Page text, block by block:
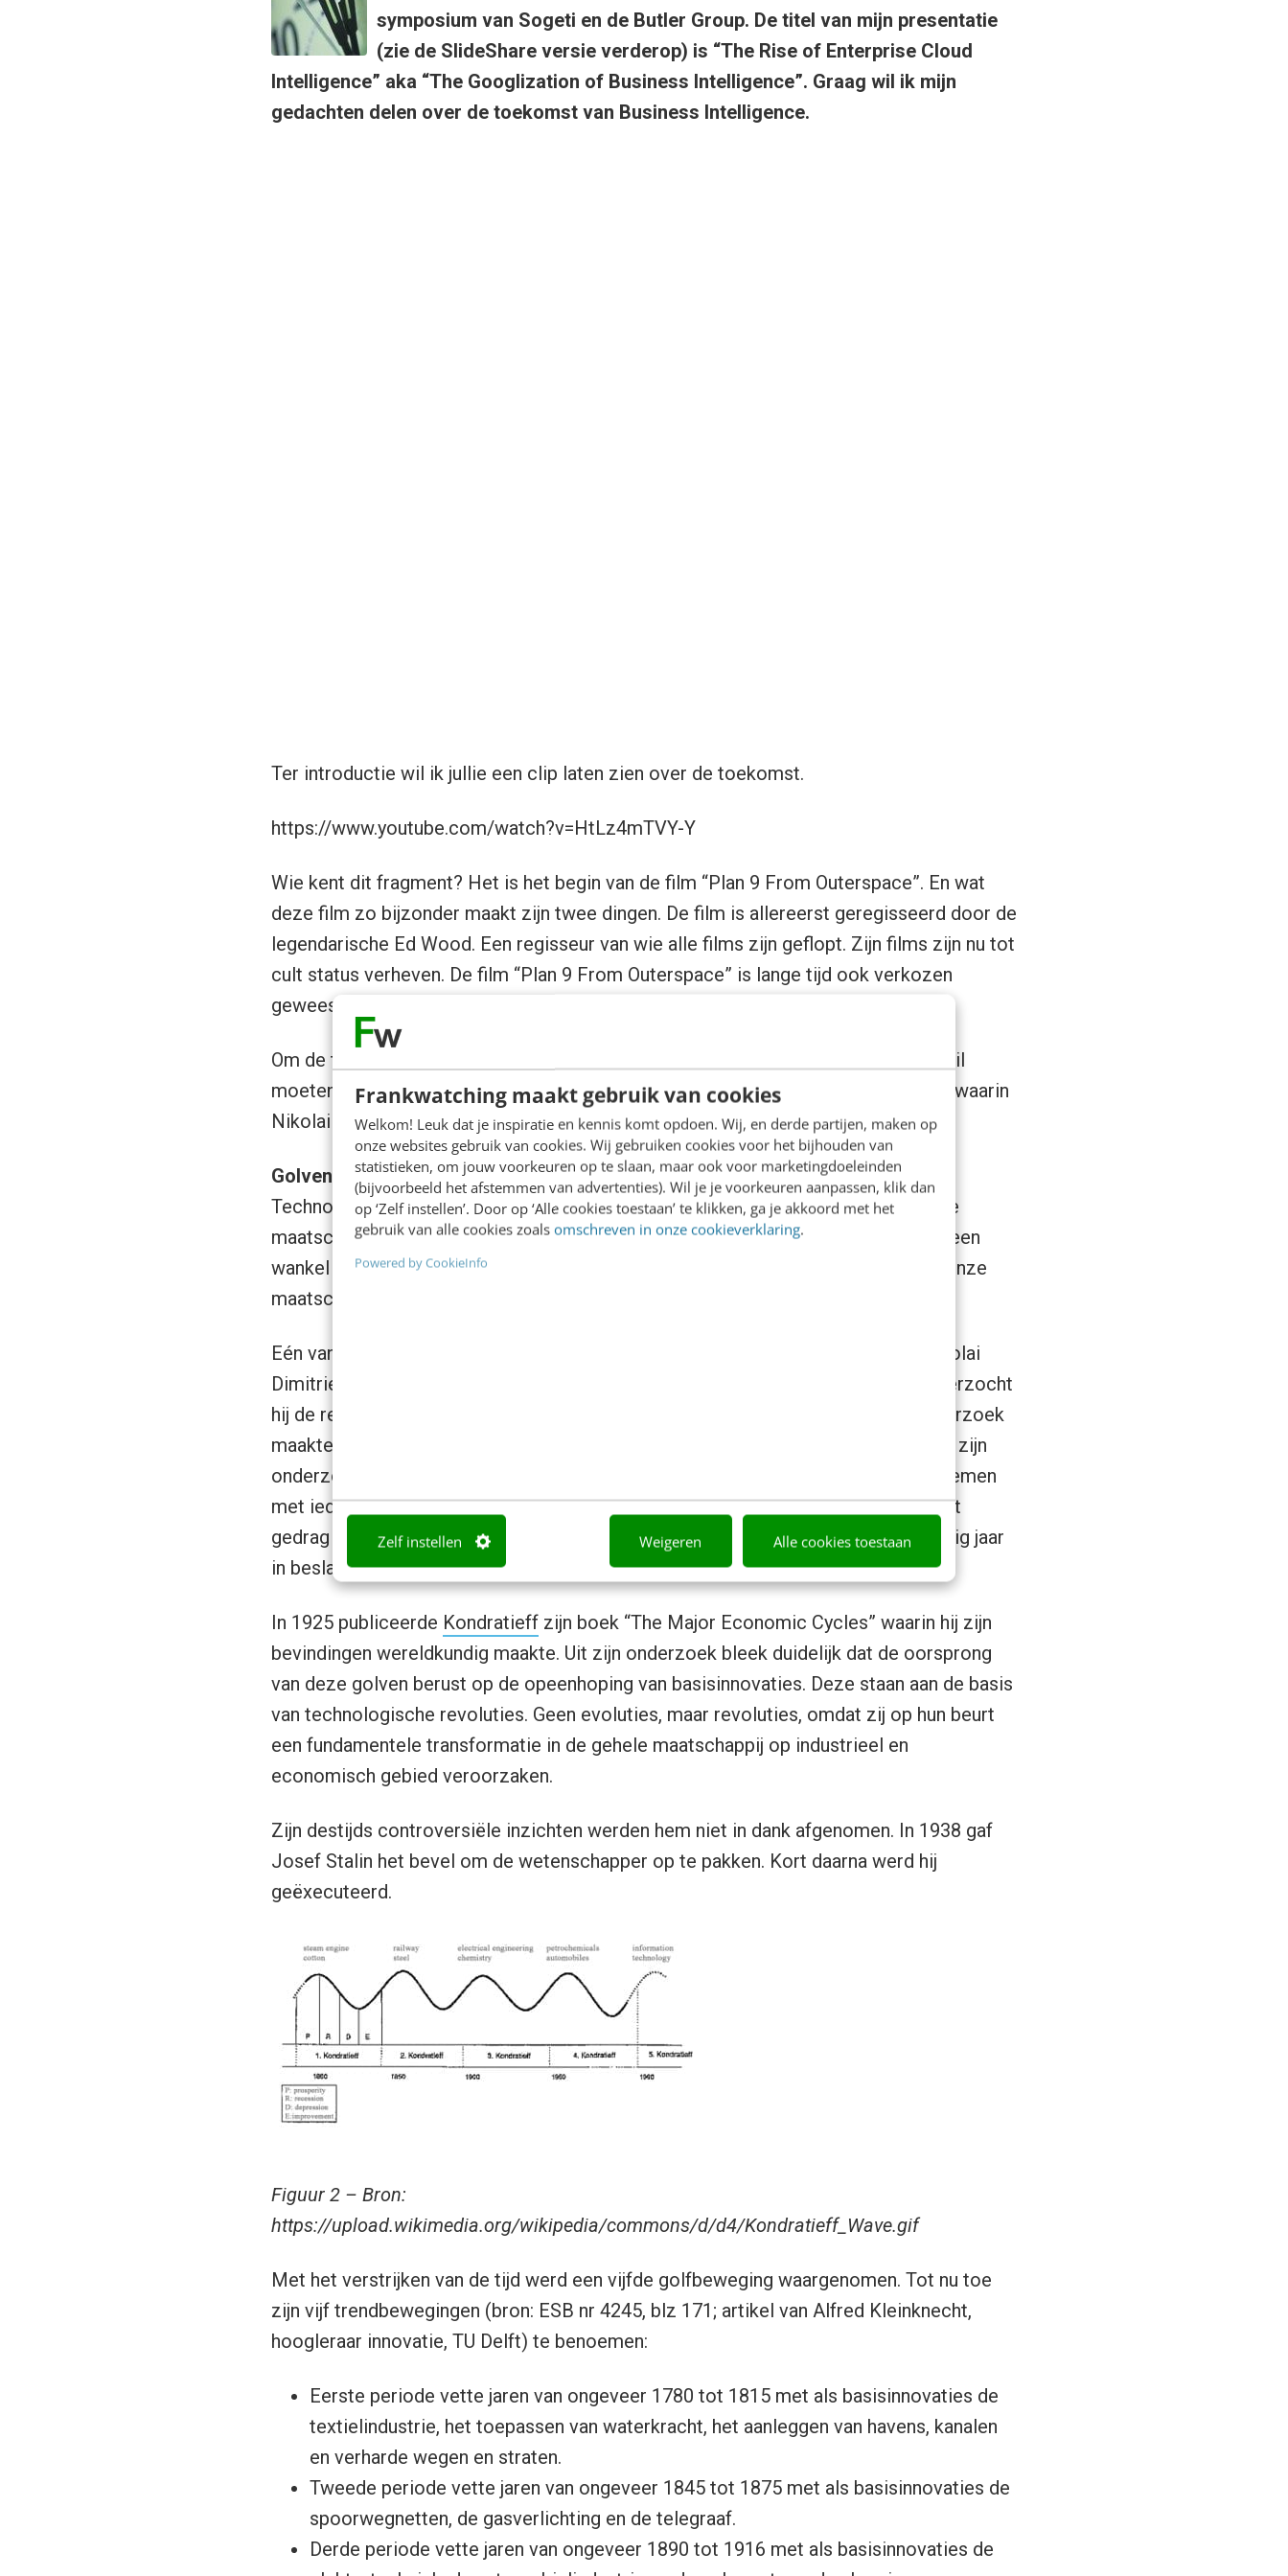
Frankwatching maakt gebruik van cookies
Welkom! Leuk dat je inspiratie en kennis komt opdoen. Wij, en derde partijen, maken op
onze websites gebruik van cookies. Wij gebruiken cookies voor het bijhouden van
statistieken, om jouw voorkeuren op te slaan, maar ook voor marketingdoeleinden
(bijvoorbeeld het afstemmen van advertenties). Wil je je voorkeuren aanpassen, klik dan
op ‘Zelf instellen’. Door op ‘Alle cookies toestaan’ te klikken, ga je akkoord met het
gebruik van alle cookies zoals omschreven in onze cookieverklaring.
Powered by CookieInfo
Zelf instellen Weigeren Alle cookies toestaan
symposium van Sogeti en de Butler Group. De titel van mijn presentatie
(zie de SlideShare versie verderop) is “The Rise of Enterprise Cloud
Intelligence” aka “The Googlization of Business Intelligence”. Graag wil ik mijn
gedachten delen over de toekomst van Business Intelligence.
Ter introductie wil ik jullie een clip laten zien over de toekomst.
https://www.youtube.com/watch?v=HtLz4mTVY-Y
Wie kent dit fragment? Het is het begin van de film “Plan 9 From Outerspace”. En wat
deze film zo bijzonder maakt zijn twee dingen. De film is allereerst geregisseerd door de
legendarische Ed Wood. Een regisseur van wie alle films zijn geflopt. Zijn films zijn nu tot
cult status verheven. De film “Plan 9 From Outerspace” is lange tijd ook verkozen
geweest tot allerslechtste film aller tijden. Kortom, kommer en kwel alom.
Om de toekomst van Business Intelligence goed te kunnen begrijpen, zullen we stil
moeten staan bij lessen uit het verleden. We gaan dus terug in de tijd. Naar de tijd waarin
Nikolai Dimitrievitch Kondratieff leefde. Een persoon die ook geen geluk had.
Golven van Kondratieff
Technologie heeft een grote impact op mensen, bedrijven, instanties en dus op de
maatschappij in zijn geheel. Tussen technologie en samenleving bestaat dan ook een
wankel evenwicht. In het verleden zijn de effecten van nieuwe technologieën op onze
maatschappij door diverse wetenschappers onderzocht.
Eén van de eersten die zich op dit gebied begaf, was de Russische econoom Nikolai
Dimitrievitch
(1892-1938). Aan het begin van de twintigste eeuw onderzocht
hij de relatie tussen de goederenprijzen en het investeringsgedrag. Voor zijn onderzoek
maakte hij gebruik van gegevens uit de periode van 1789 tot aan het jaar 1922. Uit zijn
onderzoek bleek dat een viertal golfbewegingen in de economie waren waar te nemen
met ieder hun eigen hoogte-en dieptepunt. Frappant was dat deze trends constant
gedrag vertoonden. Deze conjuncturen namen elk een periode van vijftig tot zestig jaar
in beslag.
In 1925 publiceerde Kondratieffzijn boek “The Major Economic Cycles” waarin hij zijn
bevindingen wereldkundig maakte. Uit zijn onderzoek bleek duidelijk dat de oorsprong
van deze golven berust op de opeenhoping van basisinnovaties. Deze staan aan de basis
van technologische revoluties. Geen evoluties, maar revoluties, omdat zij op hun beurt
een fundamentele transformatie in de gehele maatschappij op industrieel en
economisch gebied veroorzaken.
Zijn destijds controversiële inzichten werden hem niet in dank afgenomen. In 1938 gaf
Josef Stalin het bevel om de wetenschapper op te pakken. Kort daarna werd hij
geëxecuteerd.
Figuur 2 – Bron:
https://upload.wikimedia.org/wikipedia/commons/d/d4/Kondratieff_Wave.gif
Met het verstrijken van de tijd werd een vijfde golfbeweging waargenomen. Tot nu toe
zijn vijf trendbewegingen (bron: ESB nr 4245, blz 171; artikel van Alfred Kleinknecht,
hoogleraar innovatie, TU Delft) te benoemen:
Eerste periode vette jaren van ongeveer 1780 tot 1815 met als basisinnovaties de
textielindustrie, het toepassen van waterkracht, het aanleggen van havens, kanalen
en verharde wegen en straten.
Tweede periode vette jaren van ongeveer 1845 tot 1875 met als basisinnovaties de
spoorwegnetten, de gasverlichting en de telegraaf.
Derde periode vette jaren van ongeveer 1890 tot 1916 met als basisinnovaties de